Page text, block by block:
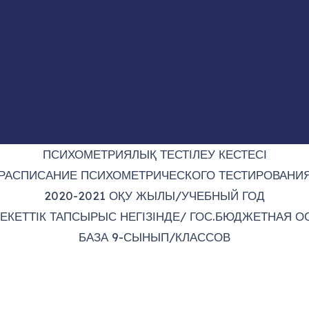
ПСИХОМЕТРИЯЛЫҚ ТЕСТІЛЕУ КЕСТЕСІ
ПСИХОМЕТРИЧЕСКОГО
2020-2021 ОҚУ ЖЫЛЫ/УЧЕБНЫЙ ГОД
ТАПСЫРЫС НЕГІЗІНДЕ/ ГОС.БЮДЖЕТНАЯ
БАЗА 9-СЫНЫП/КЛАССОВ